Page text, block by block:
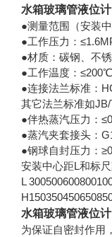
水箱玻璃管液位计
●测量范围（安装
●工作压力：
●材质：碳钢、不
●工作温度：≤200℃
●连接法兰标准：
其它法兰标准如
●伴热蒸汽压力：
●蒸汽夹套接头：
●钢球自封压力：
安装中心距L和标
L300500600800
H150350450650
水箱玻璃管液位计
为保证自密封作用